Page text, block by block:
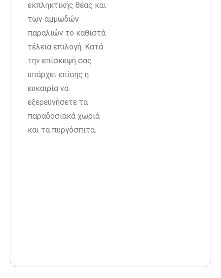
εκπληκτικής θέας και
των αμμωδών
παραλιών το καθιστά
τέλεια επιλογή. Κατά
την επίσκεψή σας
υπάρχει επίσης η
ευκαιρία να
εξερευνήσετε τα
παραδοσιακά χωριά
και τα πυργόσπιτα.